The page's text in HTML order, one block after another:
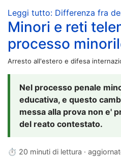
Leggi tutto: Differenza fra
Minori e reti
processo
Arresto all'estero e difesa
Nel processo penale
educativa, e questo
messa alla prova non e'
del reato contestato.
⏱ 20 minuti di lettura ·